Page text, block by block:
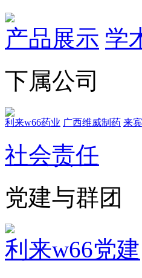
产品展示 学
下属公司
利来w66药业 广西维威制药 来
社会责任
党建与群团
利来w66党建